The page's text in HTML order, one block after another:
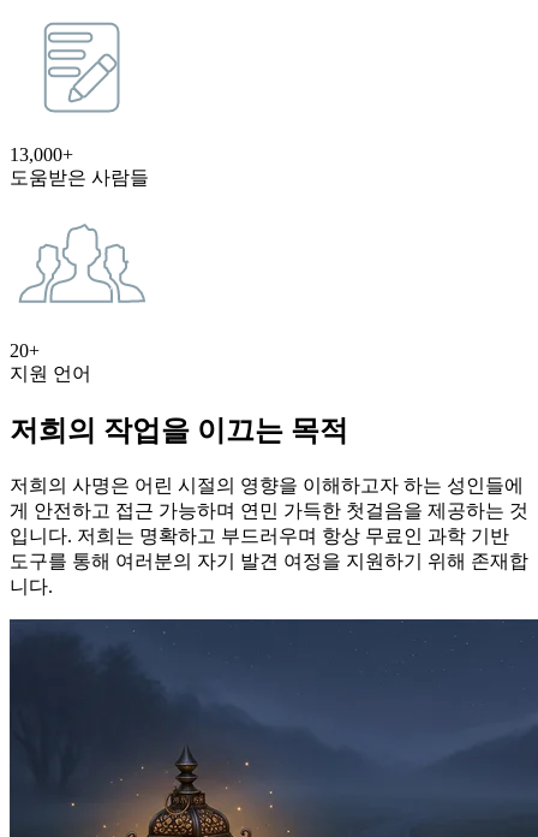
13,000+
도움받은 사람들
20+
지원 언어
저희의 작업을 이끄는 목적
저희의 사명은 어린 시절의 영향을 이해하고자 하는 성인들에
게 안전하고 접근 가능하며 연민 가득한 첫걸음을 제공하는 것
입니다. 저희는 명확하고 부드러우며 항상 무료인 과학 기반
도구를 통해 여러분의 자기 발견 여정을 지원하기 위해 존재합
니다.